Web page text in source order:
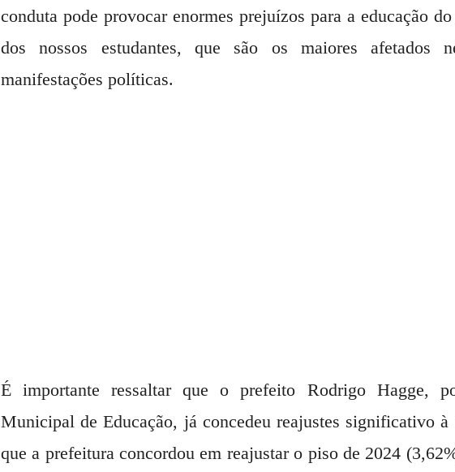
conduta pode provocar enormes prejuízos para a educação
dos nossos estudantes, que são os maiores afetados
manifestações políticas.
É importante ressaltar que o prefeito Rodrigo Hagge,
Municipal de Educação, já concedeu reajustes significativo à
que a prefeitura concordou em reajustar o piso de 2024